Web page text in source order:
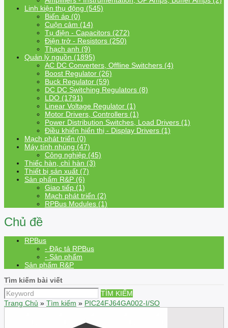
Linh kiện thụ động (545)
Biến áp (0)
Cuộn cảm (14)
Tụ điện - Capacitors (272)
Điện trở - Resistors (250)
Thạch anh (9)
Quản lý nguồn (1895)
AC DC Converters, Offline Switchers (4)
Boost Regulator (26)
Buck Regulator (59)
DC DC Switching Regulators (8)
LDO (1791)
Linear Voltage Regulator (1)
Motor Drivers, Controllers (1)
Power Distribution Switches, Load Drivers (1)
Điều khiển hiển thị - Display Drivers (1)
Mạch phát triển (0)
Máy tính nhúng (47)
Công nghiệp (45)
Thiếc hàn, chì hàn (3)
Thiết bị sản xuất (7)
Sản phẩm R&P (6)
Giao tiếp (1)
Mạch phát triển (2)
RPBus Modules (1)
Chủ đề
RPBus
- Đặc tả RPBus
- Sản phẩm
Sản phẩm R&P
Tìm kiếm bài viết
TÌM KIẾM
Trang Chủ » Tìm kiếm » PIC24FJ64GA002-I/SO